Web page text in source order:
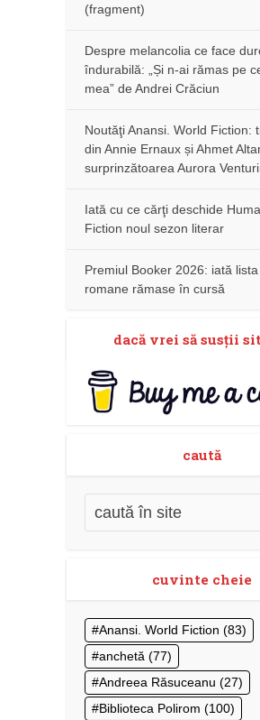
(fragment)
Despre melancolia ce face
îndurabilă: „Și n-ai rămas pe
mea” de Andrei Crăciun
Noutăţi Anansi. World Fiction:
din Annie Ernaux și Ahmet
surprinzătoarea Aurora
Iată cu ce cărţi deschide
Fiction noul sezon literar
Premiul Booker 2026: iată
romane rămase în cursă
dacă vrei să susţii
caută
cuvinte cheie
Anansi. World Fiction (83)
anchetă (77)
Andreea Răsuceanu (27)
Biblioteca Polirom (100)